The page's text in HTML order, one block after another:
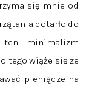
się mnie od
dotarło do
minimalizm
tego wiąże się ze
pieniądze na